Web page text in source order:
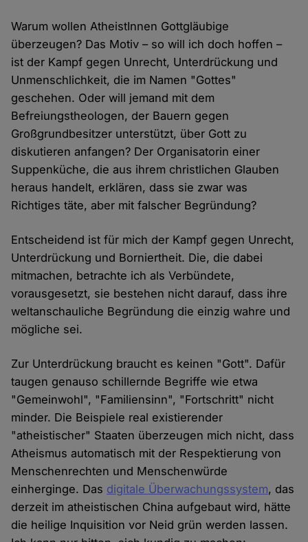
Warum wollen AtheistInnen Gottgläubige
überzeugen? Das Motiv – so will ich doch hoffen –
ist der Kampf gegen Unrecht, Unterdrückung und
Unmenschlichkeit, die im Namen "Gottes"
geschehen. Oder will jemand mit dem
Befreiungstheologen, der Bauern gegen
Großgrundbesitzer unterstützt, über Gott zu
diskutieren anfangen? Der Organisatorin einer
Suppenküche, die aus ihrem christlichen Glauben
heraus handelt, erklären, dass sie zwar was
Richtiges täte, aber mit falscher Begründung?
Entscheidend ist für mich der Kampf gegen Unrecht,
Unterdrückung und Borniertheit. Die, die dabei
mitmachen, betrachte ich als Verbündete,
vorausgesetzt, sie bestehen nicht darauf, dass ihre
weltanschauliche Begründung die einzig wahre und
mögliche sei.
Zur Unterdrückung braucht es keinen "Gott". Dafür
taugen genauso schillernde Begriffe wie etwa
"Gemeinwohl", "Familiensinn", "Fortschritt" nicht
minder. Die Beispiele real existierender
"atheistischer" Staaten überzeugen mich nicht, dass
Atheismus automatisch mit der Respektierung von
Menschenrechten und Menschenwürde
einherginge. Das digitale Überwachungssystem, das
derzeit im atheistischen China aufgebaut wird, hätte
die heilige Inquisition vor Neid grün werden lassen.